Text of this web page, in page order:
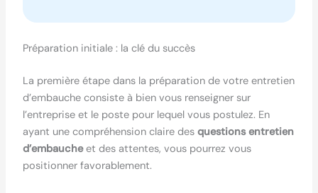
Préparation initiale : la clé du succès
La première étape dans la préparation de votre entretien
d’embauche consiste à bien vous renseigner sur
l’entreprise et le poste pour lequel vous postulez. En
ayant une compréhension claire des questions entretien
d’embaucheet des attentes, vous pourrez vous
positionner favorablement.